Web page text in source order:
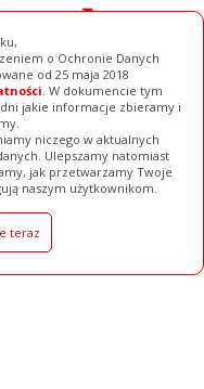
o Ochronie Danych
od 25 maja 2018
. W dokumencie tym
jakie informacje zbieramy i
niczego w aktualnych
Ulepszamy natomiast
jak przetwarzamy Twoje
naszym użytkownikom.
teraz
Baza Firm Pełna Wersja